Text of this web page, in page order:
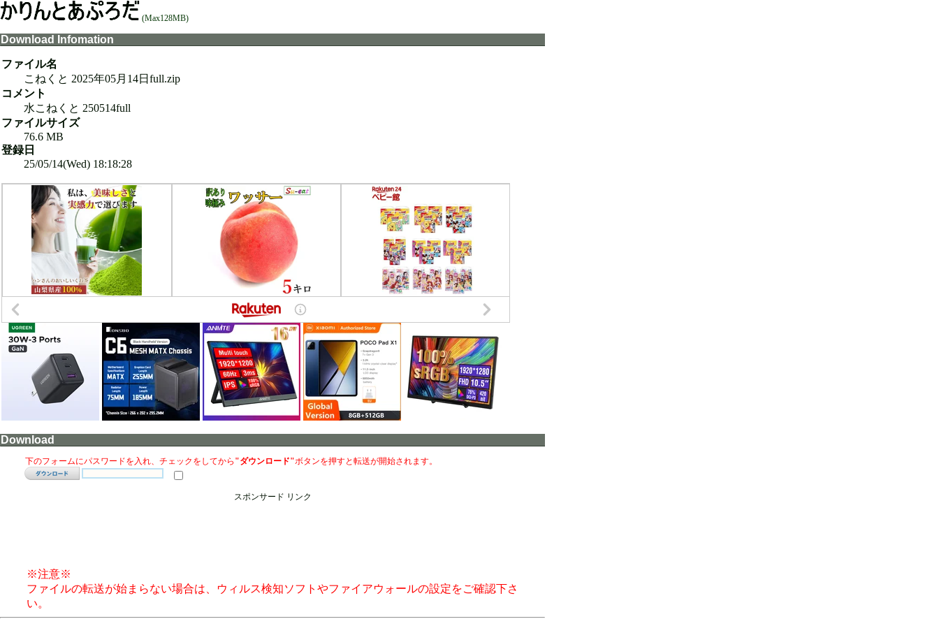
(Max128MB)
Download Infomation
ファイル名
こねくと 2025年05月14日full.zip
コメント
水こねくと 250514full
ファイルサイズ
76.6 MB
登録日
25/05/14(Wed) 18:18:28
Download
下のフォームにパスワードを入れ、チェックをしてから "ダウンロード"ボタンを押すと転送が開始されます。
スポンサード リンク
※注意※
ファイルの転送が始まらない場合は、ウィルス検知ソフトやファイアウォールの設定をご確認下さ
い。